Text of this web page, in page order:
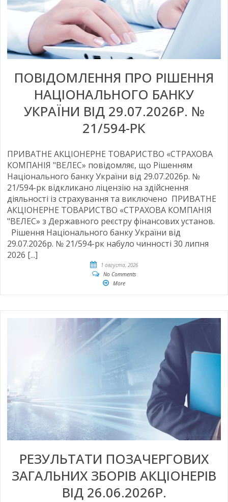
ПОВІДОМЛЕННЯ ПРО РІШЕННЯ
НАЦІОНАЛЬНОГО БАНКУ
УКРАЇНИ ВІД 29.07.2026Р. №
21/594-РК
ПРИВАТНЕ АКЦІОНЕРНЕ ТОВАРИСТВО «СТРАХОВА
КОМПАНІЯ "ВЕЛЕС» повідомляє, що Рішенням
Національного банку України від 29.07.2026р. №
21/594-рк відкликано ліцензію на здійснення
діяльності із страхування та виключено ПРИВАТНЕ
АКЦІОНЕРНЕ ТОВАРИСТВО «СТРАХОВА КОМПАНІЯ
"ВЕЛЕС» з Державного реєстру фінансових установ.
Рішення Національного банку України від
29.07.2026р. № 21/594-рк набуло чинності 30 липня
2026 [...]
1 августа, 2026
No Comments
More
РЕЗУЛЬТАТИ ПОЗАЧЕРГОВИХ
ЗАГАЛЬНИХ ЗБОРІВ АКЦІОНЕРІВ
ВІД 26.06.2026Р.